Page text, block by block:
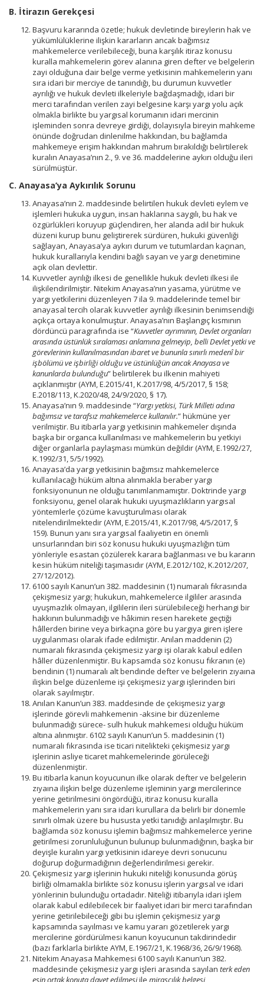
B. İtirazın Gerekçesi
Başvuru kararında özetle; hukuk devletinde bireylerin hak ve
yükümlülüklerine ilişkin kararların ancak bağımsız
mahkemelerce verilebileceği, buna karşılık itiraz konusu
kuralla mahkemelerin görev alanına giren defter ve belgelerin
zayi olduğuna dair belge verme yetkisinin mahkemelerin yanı
sıra idari bir merciye de tanındığı, bu durumun kuvvetler
ayrılığı ve hukuk devleti ilkeleriyle bağdaşmadığı, idari bir
merci tarafından verilen zayi belgesine karşı yargı yolu açık
olmakla birlikte bu yargısal korumanın idari mercinin
işleminden sonra devreye girdiği, dolayısıyla bireyin mahkeme
önünde doğrudan dinlenilme hakkından, bu bağlamda
mahkemeye erişim hakkından mahrum bırakıldığı belirtilerek
kuralın Anayasa’nın 2., 9. ve 36. maddelerine aykırı olduğu ileri
sürülmüştür.
C. Anayasa’ya Aykırılık Sorunu
Anayasa’nın 2. maddesinde belirtilen hukuk devleti eylem ve
işlemleri hukuka uygun, insan haklarına saygılı, bu hak ve
özgürlükleri koruyup güçlendiren, her alanda adil bir hukuk
düzeni kurup bunu geliştirerek sürdüren, hukuki güvenliği
sağlayan, Anayasa’ya aykırı durum ve tutumlardan kaçınan,
hukuk kurallarıyla kendini bağlı sayan ve yargı denetimine
açık olan devlettir.
Kuvvetler ayrılığı ilkesi de genellikle hukuk devleti ilkesi ile
ilişkilendirilmiştir. Nitekim Anayasa’nın yasama, yürütme ve
yargı yetkilerini düzenleyen 7 ila 9. maddelerinde temel bir
anayasal tercih olarak kuvvetler ayrılığı ilkesinin benimsendiği
açıkça ortaya konulmuştur. Anayasa’nın Başlangıç kısmının
dördüncü paragrafında ise “Kuvvetler ayrımının, Devlet organları
arasında üstünlük sıralaması anlamına gelmeyip, belli Devlet yetki ve
görevlerinin kullanılmasından ibaret ve bununla sınırlı medenî bir
işbölümü ve işbirliği olduğu ve üstünlüğün ancak Anayasa ve
kanunlarda bulunduğu” belirtilerek bu ilkenin mahiyeti
açıklanmıştır (AYM, E.2015/41, K.2017/98, 4/5/2017, § 158;
E.2018/113, K.2020/48, 24/9/2020, § 17).
Anayasa’nın 9. maddesinde “Yargı yetkisi, Türk Milleti adına
bağımsız ve tarafsız mahkemelerce kullanılır.” hükmüne yer
verilmiştir. Bu itibarla yargı yetkisinin mahkemeler dışında
başka bir organca kullanılması ve mahkemelerin bu yetkiyi
diğer organlarla paylaşması mümkün değildir (AYM, E.1992/27,
K.1992/31, 5/5/1992).
Anayasa’da yargı yetkisinin bağımsız mahkemelerce
kullanılacağı hüküm altına alınmakla beraber yargı
fonksiyonunun ne olduğu tanımlanmamıştır. Doktrinde yargı
fonksiyonu, genel olarak hukuki uyuşmazlıkların yargısal
yöntemlerle çözüme kavuşturulması olarak
nitelendirilmektedir (AYM, E.2015/41, K.2017/98, 4/5/2017, §
159). Bunun yanı sıra yargısal faaliyetin en önemli
unsurlarından biri söz konusu hukuki uyuşmazlığın tüm
yönleriyle esastan çözülerek karara bağlanması ve bu kararın
kesin hüküm niteliği taşımasıdır (AYM, E.2012/102, K.2012/207,
27/12/2012).
6100 sayılı Kanun’un 382. maddesinin (1) numaralı fıkrasında
çekişmesiz yargı; hukukun, mahkemelerce ilgililer arasında
uyuşmazlık olmayan, ilgililerin ileri sürülebileceği herhangi bir
hakkının bulunmadığı ve hâkimin resen harekete geçtiği
hâllerden birine veya birkaçına göre bu yargıya giren işlere
uygulanması olarak ifade edilmiştir. Anılan maddenin (2)
numaralı fıkrasında çekişmesiz yargı işi olarak kabul edilen
hâller düzenlenmiştir. Bu kapsamda söz konusu fıkranın (e)
bendinin (1) numaralı alt bendinde defter ve belgelerin zıyaına
ilişkin belge düzenleme işi çekişmesiz yargı işlerinden biri
olarak sayılmıştır.
Anılan Kanun’un 383. maddesinde de çekişmesiz yargı
işlerinde görevli mahkemenin -aksine bir düzenleme
bulunmadığı sürece- sulh hukuk mahkemesi olduğu hüküm
altına alınmıştır. 6102 sayılı Kanun’un 5. maddesinin (1)
numaralı fıkrasında ise ticari nitelikteki çekişmesiz yargı
işlerinin asliye ticaret mahkemelerinde görüleceği
düzenlenmiştir.
Bu itibarla kanun koyucunun ilke olarak defter ve belgelerin
zıyaına ilişkin belge düzenleme işleminin yargı mercilerince
yerine getirilmesini öngördüğü, itiraz konusu kuralla
mahkemelerin yanı sıra idari kurullara da belirli bir dönemle
sınırlı olmak üzere bu hususta yetki tanıdığı anlaşılmıştır. Bu
bağlamda söz konusu işlemin bağımsız mahkemelerce yerine
getirilmesi zorunluluğunun bulunup bulunmadığının, başka bir
deyişle kuralın yargı yetkisinin idareye devri sonucunu
doğurup doğurmadığının değerlendirilmesi gerekir.
Çekişmesiz yargı işlerinin hukuki niteliği konusunda görüş
birliği olmamakla birlikte söz konusu işlerin yargısal ve idari
yönlerinin bulunduğu ortadadır. Niteliği itibarıyla idari işlem
olarak kabul edilebilecek bir faaliyet idari bir merci tarafından
yerine getirilebileceği gibi bu işlemin çekişmesiz yargı
kapsamında sayılması ve kamu yararı gözetilerek yargı
mercilerine gördürülmesi kanun koyucunun takdirindedir
(bazı farklarla birlikte AYM, E.1967/21, K.1968/36, 26/9/1968).
Nitekim Anayasa Mahkemesi 6100 sayılı Kanun’un 382.
maddesinde çekişmesiz yargı işleri arasında sayılan terk eden
eşin ortak konuta davet edilmesiile mirasçılık belgesi